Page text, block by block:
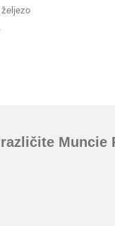
željezo
Muncie